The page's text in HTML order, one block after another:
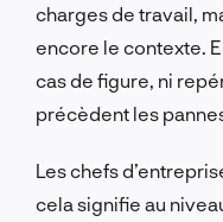
charges de travail,
encore le contexte.
cas de figure, ni
précèdent les
Les chefs
cela signifie au